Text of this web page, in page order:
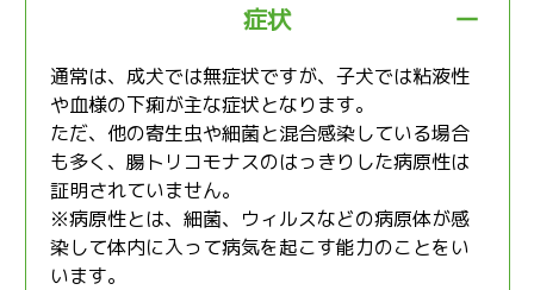
症状
通常は、成犬では無症状ですが、子犬では粘液性
や血様の下痢が主な症状となります。
ただ、他の寄生虫や細菌と混合感染している場合
も多く、腸トリコモナスのはっきりした病原性は
証明されていません。
※病原性とは、細菌、ウィルスなどの病原体が感
染して体内に入って病気を起こす能力のことをい
います。